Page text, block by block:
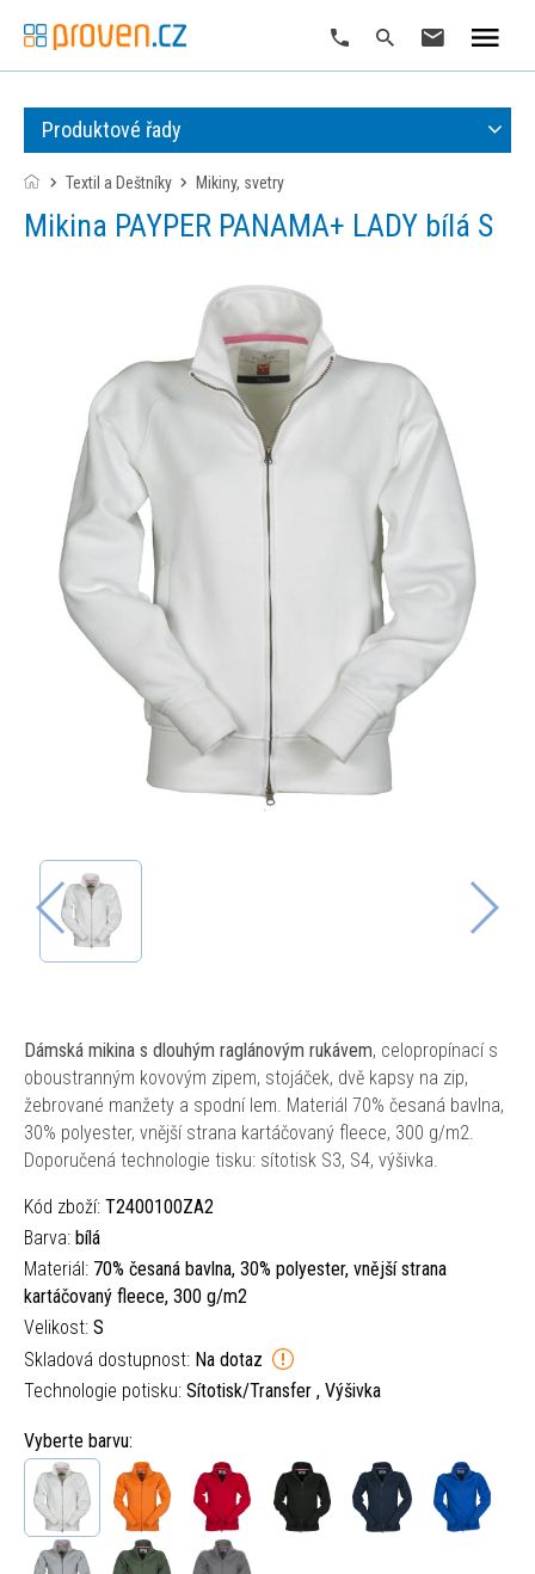
Produktové řady
Textil a Deštníky mikiny, svetry
Mikina PAYPER PANAMA+ LADY bílá S
Dámská mikina s dlouhým raglánovým rukávem, celopropínací s
oboustranným kovovým zipem, stojáček, dvě kapsy na zip,
žebrované manžety a spodní lem. Materiál 70% česaná bavlna,
30% polyester, vnější strana kartáčovaný fleece, 300 g/m2.
Doporučená technologie tisku: sítotisk S3, S4, výšivka.
Kód zboží: T2400100ZA2
Barva: bílá
Materiál: 70% česaná bavlna, 30% polyester, vnější strana
kartáčovaný fleece, 300 g/m2
Velikost: S
Skladová dostupnost: Na dotaz
Technologie potisku: Sítotisk/Transfer , Výšivka
Vyberte barvu: